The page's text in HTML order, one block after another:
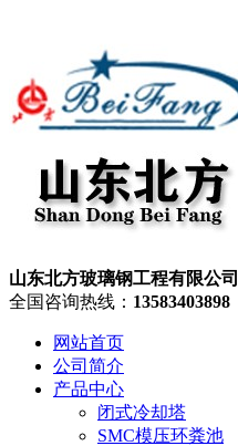
山东北方玻璃钢工程有限公司
全国咨询热线： 13583403898
网站首页
公司简介
产品中心
闭式冷却塔
SMC模压环粪池